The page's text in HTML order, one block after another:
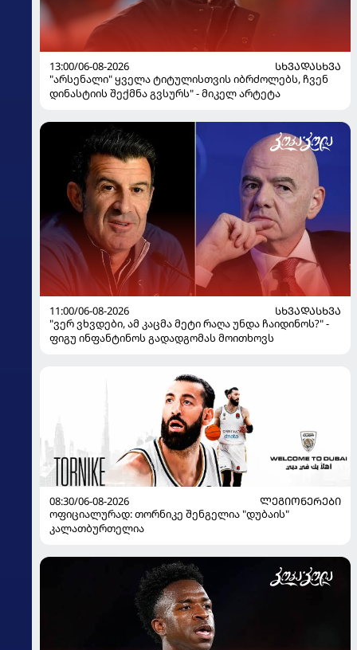
13:00/06-08-2026
ᲡᲮᲕᲐᲓᲐᲡᲮᲕᲐ
"არსენალი" ყველა ტიტულისთვის იბრძოლებს, ჩვენ
დინასტიის შექმნა გვსურს" - მიკელ არტეტა
11:00/06-08-2026
ᲡᲮᲕᲐᲓᲐᲡᲮᲕᲐ
"ვერ ვხვდები, ამ კაცმა მეტი რაღა უნდა ჩაიდინოს?" -
ფიგუ ინფანტინოს გადადგომას მოითხოვს
08:30/06-08-2026
ᲚᲔᲒᲘᲝᲜᲔᲠᲔᲑᲘ
ოფიციალურად: თორნიკე შენგელია "დუბაის"
კალათბურთელია